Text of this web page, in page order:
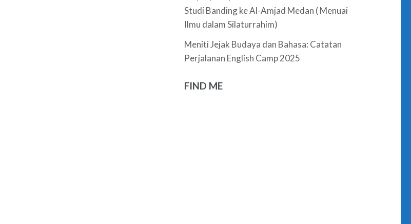
Studi Banding ke Al-Amjad Medan ( Menuai
Ilmu dalam Silaturrahim)
Meniti Jejak Budaya dan Bahasa: Catatan
Perjalanan English Camp 2025
FIND ME